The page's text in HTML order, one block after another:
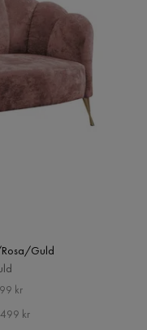
Rosa/Guld
kr
kr